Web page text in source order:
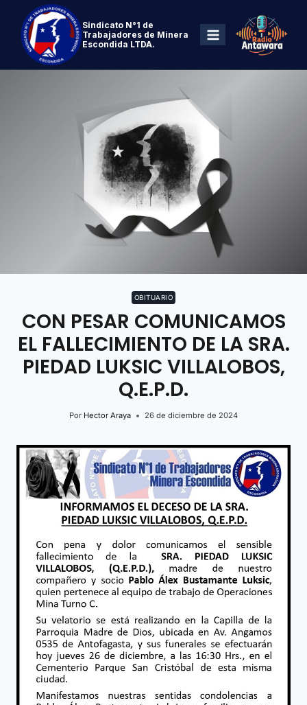
Sindicato N°1 de
Trabajadores de Minera
Escondida LTDA.
OBITUARIO
CON PESAR COMUNICAMOS
EL FALLECIMIENTO DE LA SRA.
PIEDAD LUKSIC VILLALOBOS,
Q.E.P.D.
Por Hector Araya 26 de diciembre de 2024